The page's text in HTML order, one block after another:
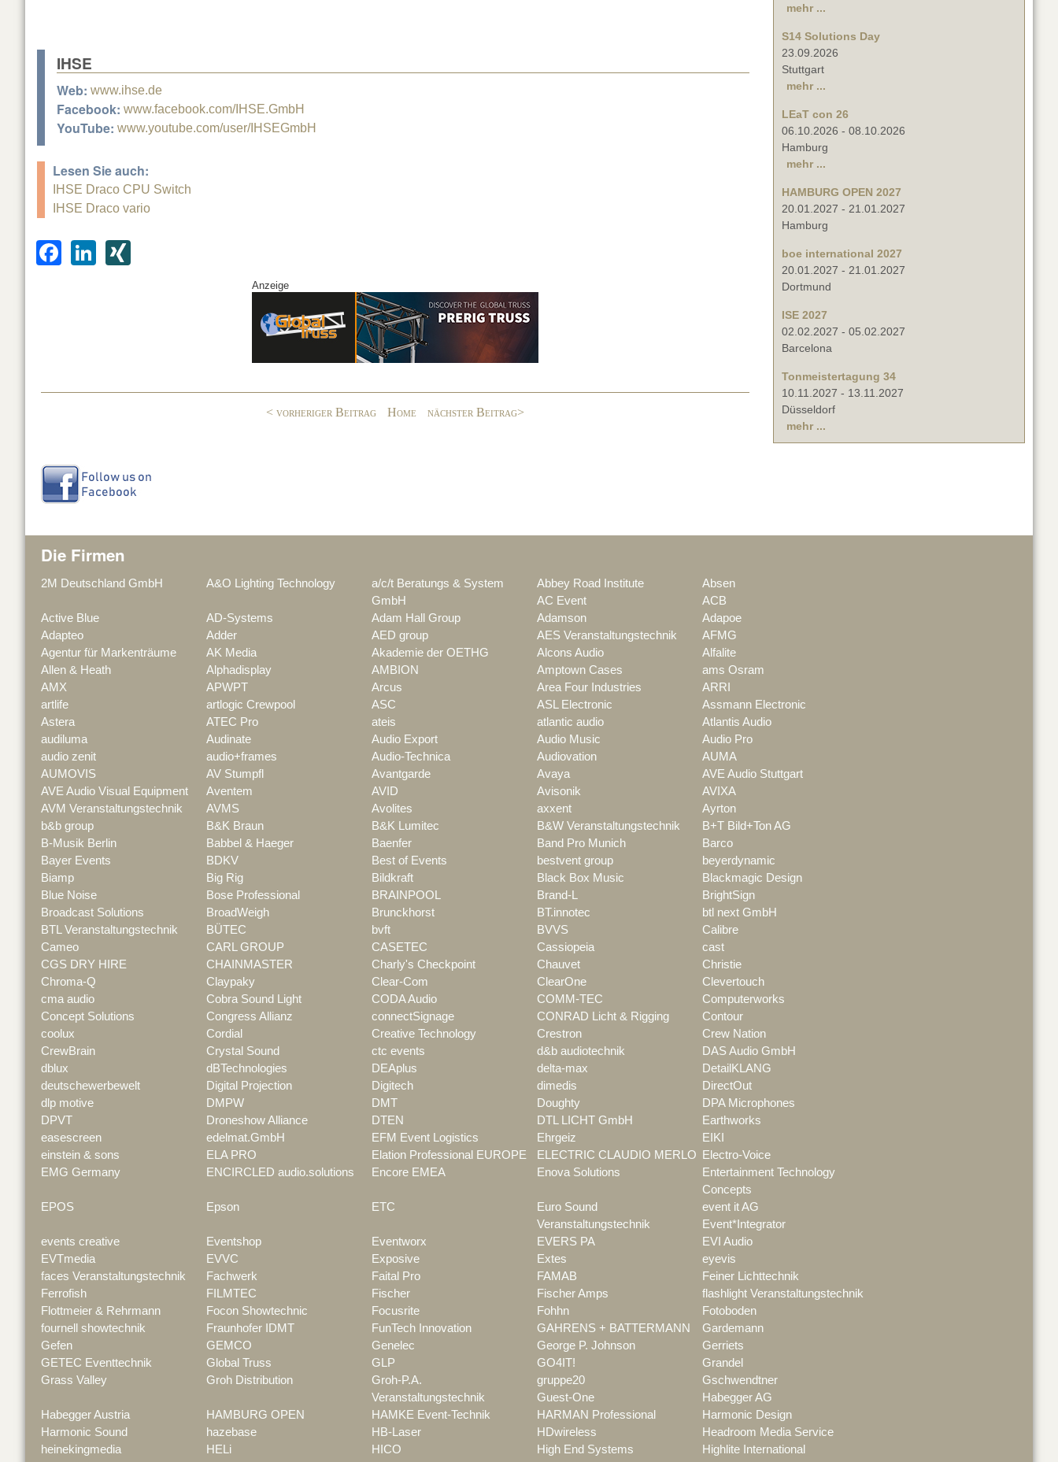
IHSE
Web: www.ihse.de
Facebook: www.facebook.com/IHSE.GmbH
YouTube: www.youtube.com/user/IHSEGmbH
Lesen Sie auch:
IHSE Draco CPU Switch
IHSE Draco vario
F
o
Li
Anzeige
< vorheriger Beitrag Home nächster Beitrag>
mehr ...
S14 Solutions Day
23.09.2026
Stuttgart
mehr ...
LEaT con 26
06.10.2026 - 08.10.2026
Hamburg
mehr ...
HAMBURG OPEN 2027
20.01.2027 - 21.01.2027
Hamburg
boe international 2027
20.01.2027 - 21.01.2027
Dortmund
ISE 2027
02.02.2027 - 05.02.2027
Barcelona
Tonmeistertagung 34
10.11.2027 - 13.11.2027
Düsseldorf
mehr ...
Die Firmen
2M Deutschland GmbH A&O Lighting Technology
a/c/t Beratungs & System
GmbH
Abbey Road Institute
Absen
AC Event
ACB
Active Blue
AD-Systems Adam Hall Group Adamson
Adapoe
Adapteo
Adder AED group AES Veranstaltungstechnik
AFMG
Agentur für Markenträume
AK Media Akademie der OETHG Alcons Audio
Alfalite
Allen & Heath
Alphadisplay AMBION Amptown Cases
ams Osram
AMX
APWPT Arcus Area Four Industries
ARRI
artlife
artlogic Crewpool ASC ASL Electronic
Assmann Electronic
Astera
ATEC Pro ateis atlantic audio
Atlantis Audio
audiluma
Audinate Audio Export Audio Music
Audio Pro
audio zenit
audio+frames Audio-Technica Audiovation
AUMA
AUMOVIS
AV Stumpfl Avantgarde Avaya
AVE Audio Stuttgart
AVE Audio Visual Equipment
Aventem AVID Avisonik
AVIXA
AVM Veranstaltungstechnik
AVMS Avolites axxent
Ayrton
b&b group
B&K Braun B&K Lumitec B&W Veranstaltungstechnik
B+T Bild+Ton AG
B-Musik Berlin
Babbel & Haeger Baenfer Band Pro Munich
Barco
Bayer Events
BDKV Best of Events bestvent group
beyerdynamic
Biamp
Big Rig Bildkraft Black Box Music
Blackmagic Design
Blue Noise
Bose Professional BRAINPOOL Brand-L
BrightSign
Broadcast Solutions
BroadWeigh Brunckhorst BT.innotec
btl next GmbH
BTL Veranstaltungstechnik
BÜTEC bvft BVVS
Calibre
Cameo
CARL GROUP CASETEC Cassiopeia
cast
CGS DRY HIRE
CHAINMASTER Charly's Checkpoint Chauvet
Christie
Chroma-Q
Claypaky Clear-Com ClearOne
Clevertouch
cma audio
Cobra Sound Light CODA Audio COMM-TEC
Computerworks
Concept Solutions
Congress Allianz connectSignage CONRAD Licht & Rigging
Contour
coolux
Cordial Creative Technology Crestron
Crew Nation
CrewBrain
Crystal Sound ctc events d&b audiotechnik
DAS Audio GmbH
dblux
dBTechnologies DEAplus delta-max
DetailKLANG
deutschewerbewelt
Digital Projection Digitech dimedis
DirectOut
dlp motive
DMPW DMT Doughty
DPA Microphones
DPVT
Droneshow Alliance DTEN DTL LICHT GmbH
Earthworks
easescreen
edelmat.GmbH EFM Event Logistics Ehrgeiz
EIKI
einstein & sons
ELA PRO Elation Professional EUROPE ELECTRIC CLAUDIO MERLO
Electro-Voice
EMG Germany
ENCIRCLED audio.solutions Encore EMEA Enova Solutions
Entertainment Technology
Concepts
EPOS
Epson ETC
Euro Sound
Veranstaltungstechnik
event it AG
Event*Integrator
events creative
Eventshop Eventworx EVERS PA
EVI Audio
EVTmedia
EVVC Exposive Extes
eyevis
faces Veranstaltungstechnik
Fachwerk Faital Pro FAMAB
Feiner Lichttechnik
Ferrofish
FILMTEC Fischer Fischer Amps
flashlight Veranstaltungstechnik
Flottmeier & Rehrmann
Focon Showtechnic Focusrite Fohhn
Fotoboden
fournell showtechnik
Fraunhofer IDMT FunTech Innovation GAHRENS + BATTERMANN
Gardemann
Gefen
GEMCO Genelec George P. Johnson
Gerriets
GETEC Eventtechnik
Global Truss GLP GO4IT!
Grandel
Grass Valley
Groh Distribution
Groh-P.A.
Veranstaltungstechnik
gruppe20
Gschwendtner
Guest-One
Habegger AG
Habegger Austria
HAMBURG OPEN HAMKE Event-Technik HARMAN Professional
Harmonic Design
Harmonic Sound
hazebase HB-Laser HDwireless
Headroom Media Service
heinekingmedia
HELi HICO High End Systems
Highlite International